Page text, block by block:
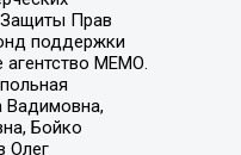
Защиты Прав
поддержки
агентство МЕМО.
Вадимовна,
Бойко
Олег